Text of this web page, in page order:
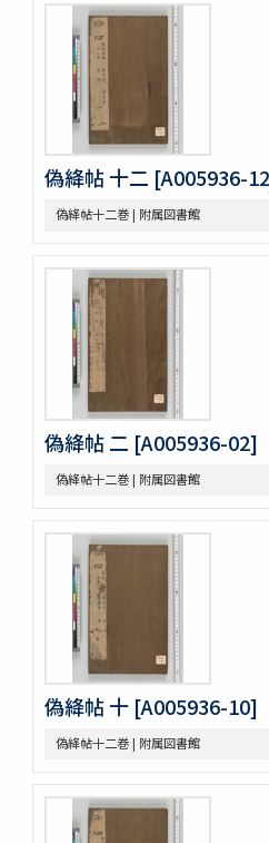
顔氏家廟碑
張遷碑
曹全碑
争坐位稿
古今歴代法帖
朴彭年草書千字文
金麟厚草書千字文
水滸伝コレクション
鍾伯敬先生批評水滸伝一百巻一百回
新刻全像忠義水滸誌伝二十五巻一
水滸伝全本三十巻
水滸傳全本 三十巻 [漢籍：D（貴
新刻全像水滸傳 二十五巻一百十五
忠義水滸全書 一百二十回首一巻
忠義水滸全書 一百二十回存四回
忠義水滸全伝 百二十回
忠義水滸全伝 120回図1卷,宣和遺事
第五才子書施耐菴水滸伝 七十五卷
評論出像水滸伝 [E4651]
評論出像水滸伝 [E46_63]
水滸傳語譯 [E4692]
U-PARLセレクション
古今歴代十八史略二巻首一巻
元氏長慶集残五巻
増広竜龕手鑑八巻
宋版大蔵経零本五巻
論語集解残四巻
纂図附音増広古注千字文三巻
Pagoda de Dakao
Vedische und Sanskrit-Syntax
争春園全伝（アジア）
争春園全伝（総合図書館）
偽絳帖 十二 [A005936-
偽絳帖十二巻 | 附属図書館
偽絳帖 二 [A005936-02]
偽絳帖十二巻 | 附属図書館
偽絳帖 十 [A005936-10]
偽絳帖十二巻 | 附属図書館